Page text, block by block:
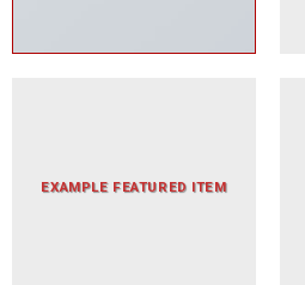
EXAMPLE FEATURED ITEM